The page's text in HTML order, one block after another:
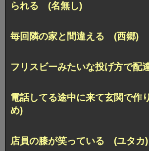
られる (名無し)
毎回隣の家と間違える (西郷)
フリスビーみたいな投げ方で
電話してる途中に来て玄関で
め)
店員の膝が笑っている (ユタカ)